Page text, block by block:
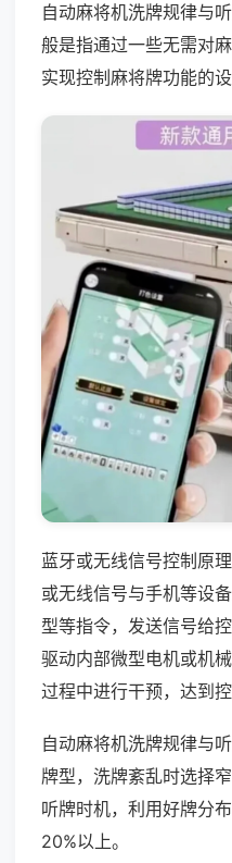
自动麻将机洗牌规律与
般是指通过一些无需对
实现控制麻将牌功能的设
蓝牙或无线信号控制原
或无线信号与手机等设
型等指令，发送信号给
驱动内部微型电机或机
过程中进行干预，达到控
自动麻将机洗牌规律与
牌型，洗牌紊乱时选择
听牌时机，利用好牌分
20%以上。